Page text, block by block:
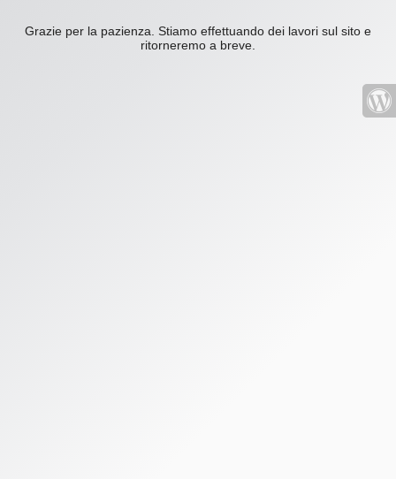
Grazie per la pazienza. Stiamo effettuando dei lavori sul sito e
ritorneremo a breve.